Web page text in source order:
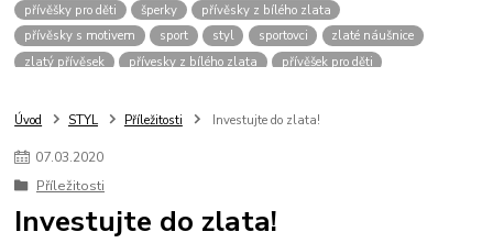
přívěšky pro děti
šperky
přívěsky z bílého zlata
přívěsky s motivem
sport styl sportovci
zlaté náušnice
zlatý přívěsek
přívesky z bílého zlata
přívěšek pro děti
přívěšky pro muže
přívěšky pro chlapce
přívěšky zvíře
pro štěstí
dvoubarevné přívěšky
přívěšky bílé zlato
přívěšek pro dítě
zlaté řetízky kombinace zlata
Úvod STYL Příležitosti Investujte do zlata!
07.03.2020
Příležitosti
Investujte do zlata!